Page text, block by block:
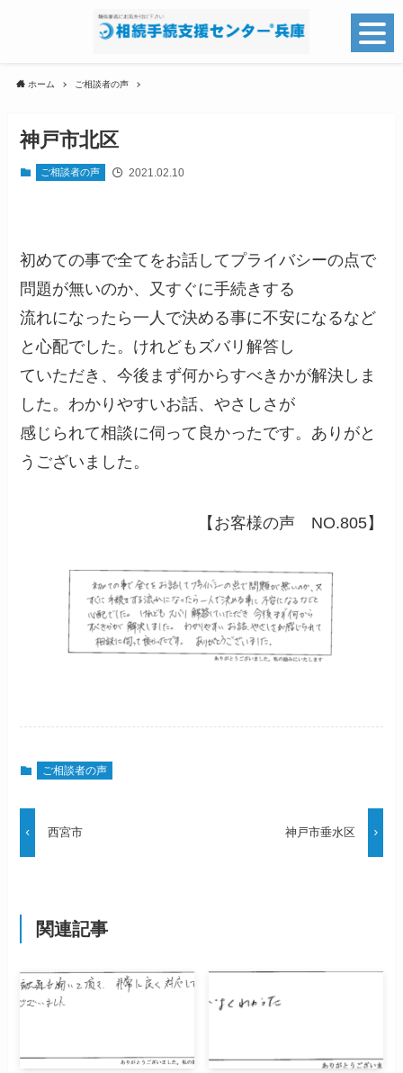
ホーム ご相談者の声
神戸市北区
ご相談者の声 2021.02.10
初めての事で全てをお話してプライバシーの点で
問題が無いのか、又すぐに手続きする
流れになったら一人で決める事に不安になるなど
と心配でした。けれどもズバリ解答し
ていただき、今後まず何からすべきかが解決しま
した。わかりやすいお話、やさしさが
感じられて相談に伺って良かったです。ありがと
うございました。
【お客様の声 NO.805】
ご相談者の声
西宮市 神戸市垂水区
関連記事